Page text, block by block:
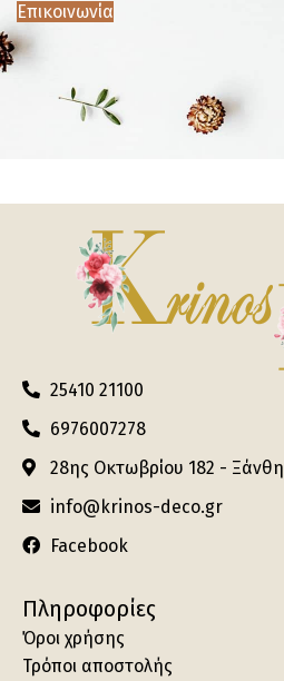
Επικοινωνία
25410 21100
6976007278
28ης Οκτωβρίου 182 - Ξάνθη
info@krinos-deco.gr
Facebook
Πληροφορίες
Όροι χρήσης
Τρόποι αποστολής